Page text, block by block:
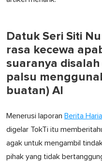
Datuk Seri Siti
rasa kecewa
suaranya
palsu
buatan) AI
Menerusi laporan Berita
digelar TokTi itu
agak untuk mengambil
pihak yang tidak